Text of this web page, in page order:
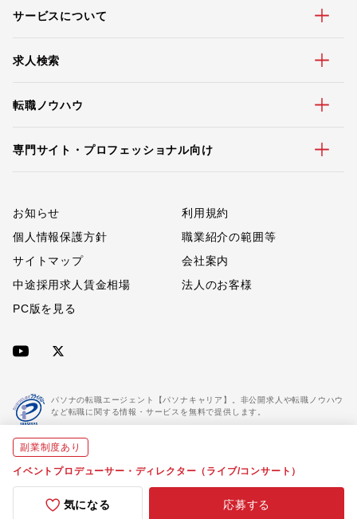
サービスについて
求人検索
転職ノウハウ
専門サイト・プロフェッショナル向け
お知らせ
利用規約
個人情報保護方針
職業紹介の範囲等
サイトマップ
会社案内
中途採用求人賃金相場
法人のお客様
PC版を見る
パソナの転職エージェント【パソナキャリア】。非公開求人や転職ノウハウ
など転職に関する情報・サービスを無料で提供します。
「パソナキャリア」は職業紹介優良事業者に認定されています。
副業制度あり
イベントプロデューサー・ディレクター（ライブ/コンサート）
気になる 応募する